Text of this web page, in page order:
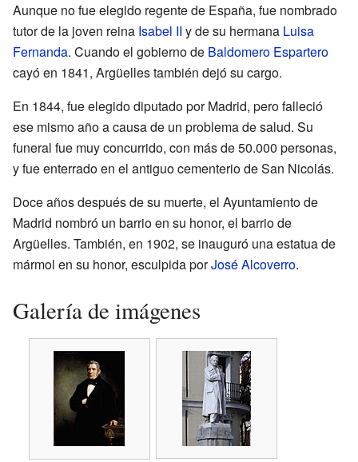
Aunque no fue elegido regente de España, fue nombrado
tutor de la joven reina Isabel II y de su hermana Luisa
Fernanda. Cuando el gobierno de Baldomero Espartero
cayó en 1841, Argüelles también dejó su cargo.
En 1844, fue elegido diputado por Madrid, pero falleció
ese mismo año a causa de un problema de salud. Su
funeral fue muy concurrido, con más de 50.000 personas,
y fue enterrado en el antiguo cementerio de San Nicolás.
Doce años después de su muerte, el Ayuntamiento de
Madrid nombró un barrio en su honor, el barrio de
Argüelles. También, en 1902, se inauguró una estatua de
mármol en su honor, esculpida porJosé Alcoverro.
Galería de imágenes